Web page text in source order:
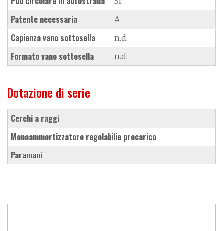
Patente necessaria A
Capienza vano sottosella n.d.
Formato vano sottosella n.d.
Dotazione di serie
cerchi a raggi
monoammortizzatore regolabilie precarico
paramani